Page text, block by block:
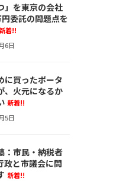
」を東京の会社
円委託の問題点を
着!!
6日
に買ったポータ
、火元になるか
新着!!
5日
：市民・納税者
政と市議会に問
新着!!